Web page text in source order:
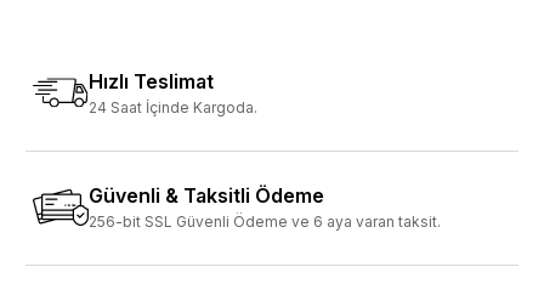
Hızlı Teslimat
24 Saat İçinde Kargoda.
Güvenli & Taksitli Ödeme
256-bit SSL Güvenli Ödeme ve 6 aya varan taksit.